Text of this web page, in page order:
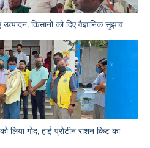
किसानों को दिए वैज्ञानिक सुझाव
लिया गोद, हाई प्रोटीन राशन किट का